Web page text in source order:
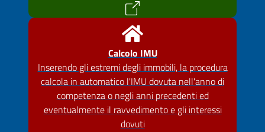
Calcolo IMU
Inserendo gli estremi degli immobili, la procedura
calcola in automatico l'IMU dovuta nell'anno di
competenza o negli anni precedenti ed
eventualmente il ravvedimento e gli interessi
dovuti